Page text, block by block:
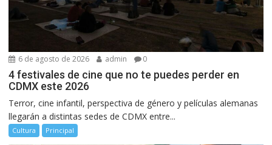
6 de agosto de 2026 admin 0
4 festivales de cine que no te puedes perder en
CDMX este 2026
Terror, cine infantil, perspectiva de género y películas alemanas
llegarán a distintas sedes de CDMX entre...
Cultura Principal